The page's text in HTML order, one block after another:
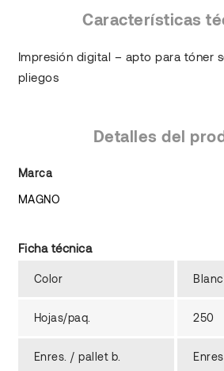
Características
Impresión digital – apto para tóner
pliegos
Detalles del
Marca
MAGNO
Ficha técnica
Color
Hojas/paq. 250
Enres. / pallet b.